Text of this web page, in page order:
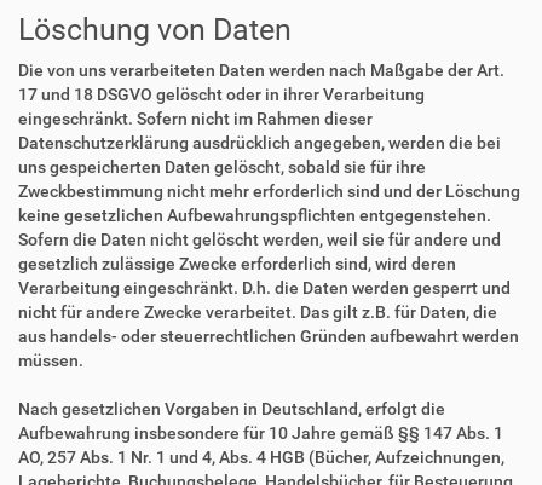
Löschung von Daten
Die von uns verarbeiteten Daten werden nach Maßgabe der Art.
17 und 18 DSGVO gelöscht oder in ihrer Verarbeitung
eingeschränkt. Sofern nicht im Rahmen dieser
Datenschutzerklärung ausdrücklich angegeben, werden die bei
uns gespeicherten Daten gelöscht, sobald sie für ihre
Zweckbestimmung nicht mehr erforderlich sind und der Löschung
keine gesetzlichen Aufbewahrungspflichten entgegenstehen.
Sofern die Daten nicht gelöscht werden, weil sie für andere und
gesetzlich zulässige Zwecke erforderlich sind, wird deren
Verarbeitung eingeschränkt. D.h. die Daten werden gesperrt und
nicht für andere Zwecke verarbeitet. Das gilt z.B. für Daten, die
aus handels- oder steuerrechtlichen Gründen aufbewahrt werden
müssen.
Nach gesetzlichen Vorgaben in Deutschland, erfolgt die
Aufbewahrung insbesondere für 10 Jahre gemäß §§ 147 Abs. 1
AO, 257 Abs. 1 Nr. 1 und 4, Abs. 4 HGB (Bücher, Aufzeichnungen,